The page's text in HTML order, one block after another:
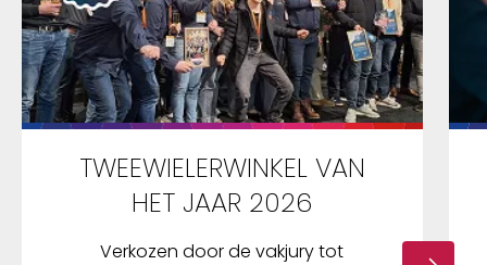
TWEEWIELERWINKEL VAN
HET JAAR 2026
Verkozen door de vakjury tot